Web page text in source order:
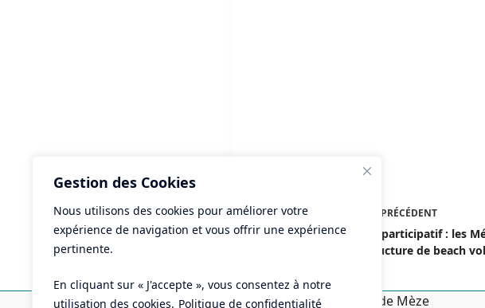
Gestion des Cookies
Nous utilisons des cookies pour améliorer votre
expérience de navigation et vous offrir une expérience
pertinente.
En cliquant sur « J'accepte », vous consentez à notre
utilisation des cookies. Politique de confidentialité
PRÉCÉDENT
Budget participatif : les
une structure de beach
Mairie de Mèze